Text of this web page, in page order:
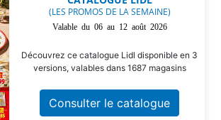
(LES PROMOS DE LA SEMAINE)
Valable du 06 au 12 août 2026
Découvrez ce catalogue Lidl disponible en 3
versions, valables dans 1687 magasins
Consulter le catalogue